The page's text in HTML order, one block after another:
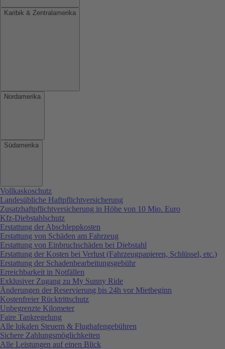
Karibik & Zentralamerika
Nordamerika
Südamerika
Vollkaskoschutz
Landesübliche Haftpflichtversicherung
Zusatzhaftpflichtversicherung in Höhe von 10 Mio. Euro
Kfz-Diebstahlschutz
Erstattung der Abschleppkosten
Erstattung von Schäden am Fahrzeug
Erstattung von Einbruchschäden bei Diebstahl
Erstattung der Kosten bei Verlust (Fahrzeugpapieren, Schlüssel, etc.)
Erstattung der Schadenbearbeitungsgebühr
Erreichbarkeit in Notfällen
Exklusiver Zugang zu My Sunny Ride
Änderungen der Reservierung bis 24h vor Mietbeginn
Kostenfreier Rücktrittschutz
Unbegrenzte Kilometer
Faire Tankregelung
Alle lokalen Steuern & Flughafengebühren
Sichere Zahlungsmöglichkeiten
Alle Leistungen auf einen Blick